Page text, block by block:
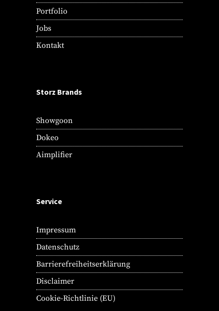
Portfolio
Jobs
Kontakt
Storz Brands
Showgoon
Dokeo
Aimplifier
Service
Impressum
Datenschutz
Barrierefreiheitserklärung
Disclaimer
Cookie-Richtlinie (EU)